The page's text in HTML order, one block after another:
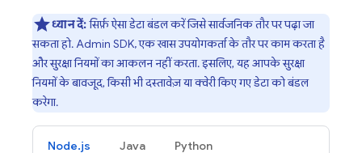
ध्यान दें:सिर्फ़ ऐसा डेटा बंडल करें जिसे सार्वजनिक तौर पर पढ़ा जा
सकता हो. Admin SDK, एक खास उपयोगकर्ता के तौर पर काम करता है
और सुरक्षा नियमों का आकलन नहीं करता. इसलिए, यह आपके सुरक्षा
नियमों के बावजूद, किसी भी दस्तावेज़ या क्वेरी किए गए डेटा को बंडल
करेगा.
Node.js Java Python